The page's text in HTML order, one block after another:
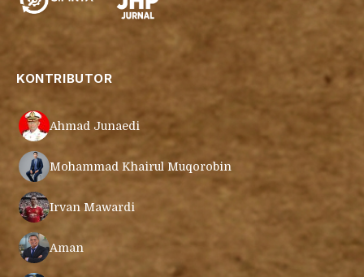
KONTRIBUTOR
Ahmad Junaedi
Mohammad Khairul Muqorobin
Irvan Mawardi
Aman